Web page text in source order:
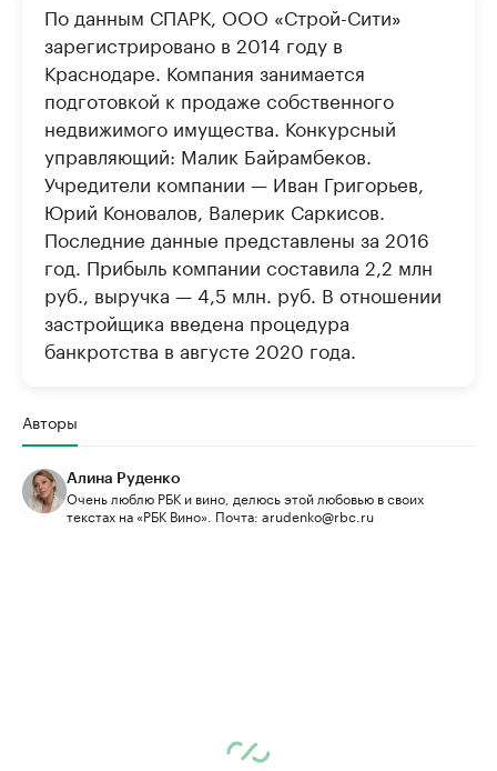
По данным СПАРК, ООО «Строй-Сити»
зарегистрировано в 2014 году в
Краснодаре. Компания занимается
подготовкой к продаже собственного
недвижимого имущества. Конкурсный
управляющий: Малик Байрамбеков.
Учредители компании — Иван Григорьев,
Юрий Коновалов, Валерик Саркисов.
Последние данные представлены за 2016
год. Прибыль компании составила 2,2 млн
руб., выручка — 4,5 млн. руб. В отношении
застройщика введена процедура
банкротства в августе 2020 года.
Авторы
Алина Руденко
Очень люблю РБК и вино, делюсь этой любовью в своих
текстах на «РБК Вино». Почта: arudenko@rbc.ru